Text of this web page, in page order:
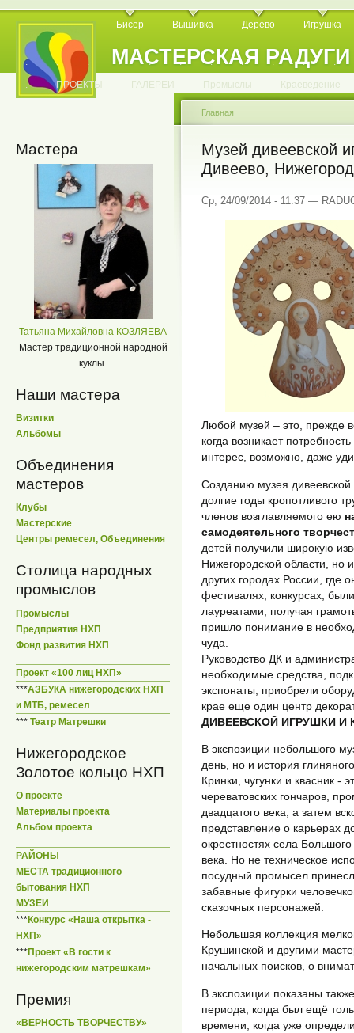
МАСТЕРСКАЯ РАДУГИ
Бисер Вышивка Дерево Игрушка
. . . . . . . . . . .
. ПРОЕКТЫ ГАЛЕРЕИ Промыслы Краеведение
Мастера
Татьяна Михайловна КОЗЛЯЕВА
Мастер традиционной народной
куклы.
Наши мастера
Визитки
Альбомы
Объединения
мастеров
Клубы
Мастерские
Центры ремесел, Объединения
Столица народных
промыслов
Промыслы
Предприятия НХП
Фонд развития НХП
Проект «100 лиц НХП»
***АЗБУКА нижегородских НХП
и МТБ, ремесел
*** Театр Матрешки
Нижегородское
Золотое кольцо НХП
О проекте
Материалы проекта
Альбом проекта
РАЙОНЫ
МЕСТА традиционного
бытования НХП
МУЗЕИ
***Конкурс «Наша открытка -
НХП»
***Проект «В гости к
нижегородским матрешкам»
Премия
«ВЕРНОСТЬ ТВОРЧЕСТВУ»
Главная
Музей дивеевской
Дивеево,
Ср, 24/09/2014 - 11:37 —
Любой музей – это, прежде
когда возникает
интерес, возможно, даже
Созданию музея
долгие годы кропотливого
членов возглавляемого ею
самодеятельного
детей получили широкую
Нижегородской области, но
других городах России, где
фестивалях, конкурсах,
лауреатами, получая
пришло понимание в
чуда.
Руководство ДК и
необходимые средства,
экспонаты, приобрели
крае еще один центр
ДИВЕЕВСКОЙ ИГРУШКИ И
В экспозиции небольшого
день, но и история
Кринки, чугунки и квасник -
череватовских гончаров,
двадцатого века, а затем
представление о карьерах
окрестностях села
века. Но не техническое
посудный промысел
забавные фигурки
сказочных персонажей.
Небольшая коллекция
Крушинской и другими
начальных поисков, о
В экспозиции показаны
периода, когда был ещё
времени, когда уже